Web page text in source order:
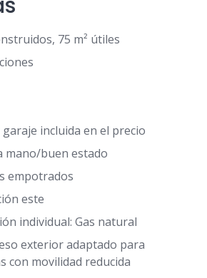
75 m² útiles
garaje incluida en el precio
mano/buen estado
empotrados
este
individual: Gas natural
exterior adaptado para
con movilidad reducida